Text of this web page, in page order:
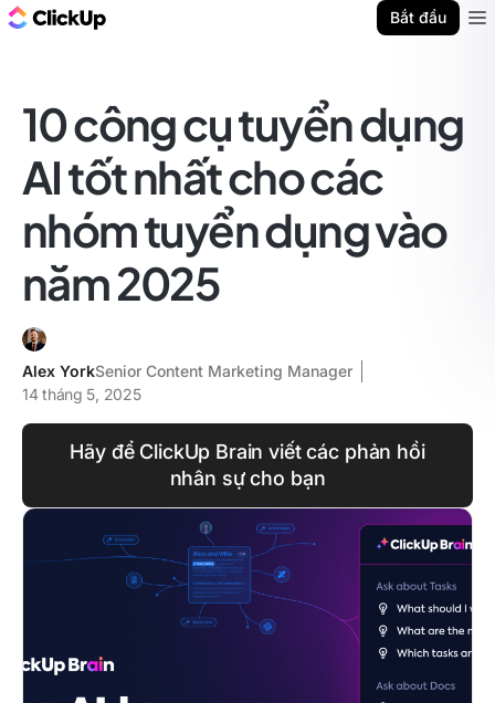
Bắt đầu
10 công cụ tuyển dụng
AI tốt nhất cho các
nhóm tuyển dụng vào
năm 2025
Alex YorkSenior Content Marketing Manager
14 tháng 5, 2025
Hãy để ClickUp Brain viết các phản hồi
nhân sự cho bạn